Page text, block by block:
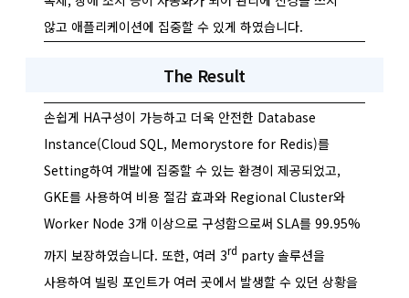
않고 애플리케이션에 집중할 수 있게 하였습니다.
The Result
손쉽게 HA구성이 가능하고 더욱 안전한 Database
Instance(Cloud SQL, Memorystore for Redis)를
Setting하여 개발에 집중할 수 있는 환경이 제공되었고,
GKE를 사용하여 비용 절감 효과와 Regional Cluster와
Worker Node 3개 이상으로 구성함으로써 SLA를 99.95%
까지 보장하였습니다. 또한, 여러 3rd party 솔루션을
사용하여 빌링 포인트가 여러 곳에서 발생할 수 있던 상황을